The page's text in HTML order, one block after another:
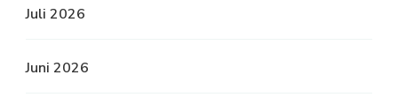
Juli 2026
Juni 2026